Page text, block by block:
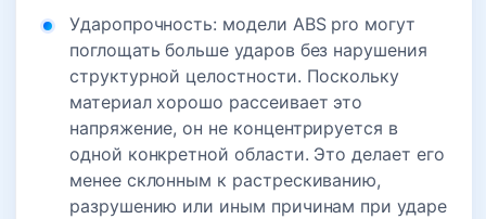
Ударопрочность: модели ABS pro могут
поглощать больше ударов без нарушения
структурной целостности. Поскольку
материал хорошо рассеивает это
напряжение, он не концентрируется в
одной конкретной области. Это делает его
менее склонным к растрескиванию,
разрушению или иным причинам при ударе